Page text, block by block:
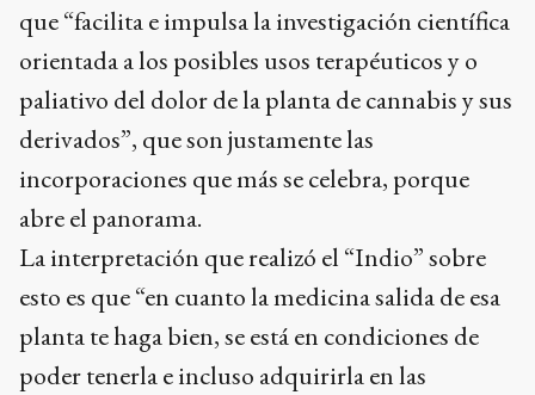
que “facilita e impulsa la investigación científica
orientada a los posibles usos terapéuticos y o
paliativo del dolor de la planta de cannabis y sus
derivados”, que son justamente las
incorporaciones que más se celebra, porque
abre el panorama.
La interpretación que realizó el “Indio” sobre
esto es que “en cuanto la medicina salida de esa
planta te haga bien, se está en condiciones de
poder tenerla e incluso adquirirla en las